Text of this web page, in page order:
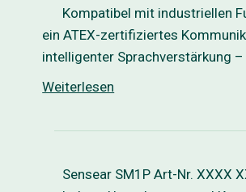
Kompatibel mit industriellen
ein ATEX-zertifiziertes
intelligenter Sprachverstärkung
Weiterlesen
Sensear SM1P Art-Nr. XXXX